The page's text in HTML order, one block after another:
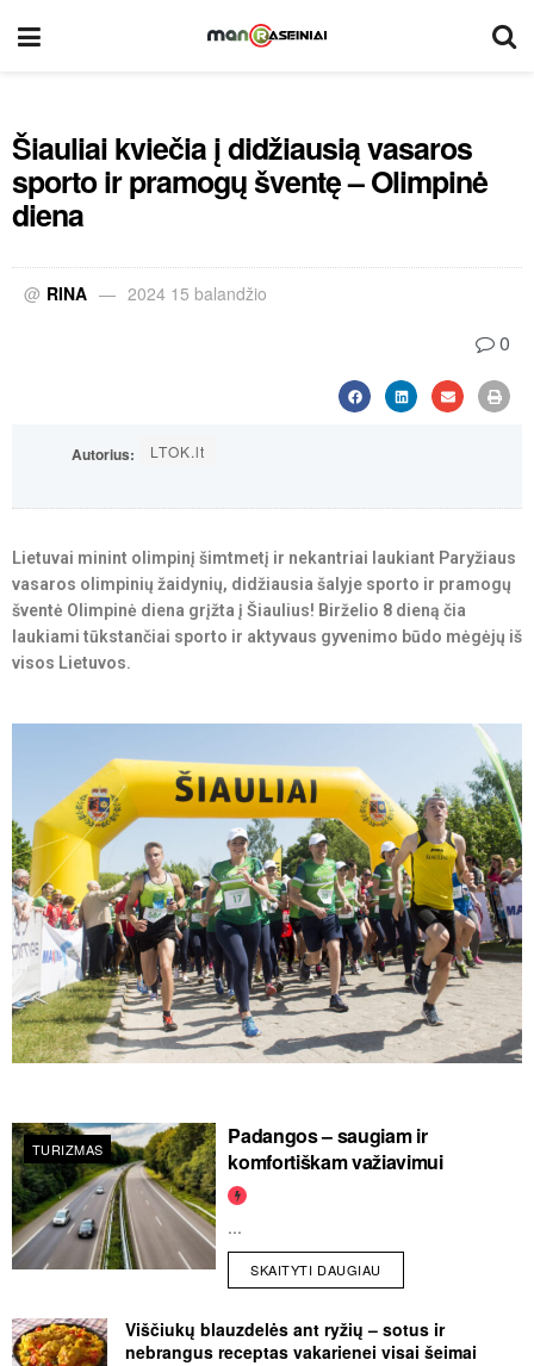
Šiauliai kviečia į didžiausią vasaros
sporto ir pramogų šventę – Olimpinė
diena
@ RINA 2024 15 balandžio
0
Autorius: LTOK.lt
Lietuvai minint olimpinį šimtmetį ir nekantriai laukiant Paryžiaus
vasaros olimpinių žaidynių, didžiausia šalyje sporto ir pramogų
šventė Olimpinė diena grįžta į Šiaulius! Birželio 8 dieną čia
laukiami tūkstančiai sporto ir aktyvaus gyvenimo būdo mėgėjų iš
visos Lietuvos.
TURIZMAS
Padangos – saugiam ir
komfortiškam važiavimui
...
SKAITYTI DAUGIAU
Viščiukų blauzdelės ant ryžių – sotus ir
nebrangus receptas vakarienei visai šeimai